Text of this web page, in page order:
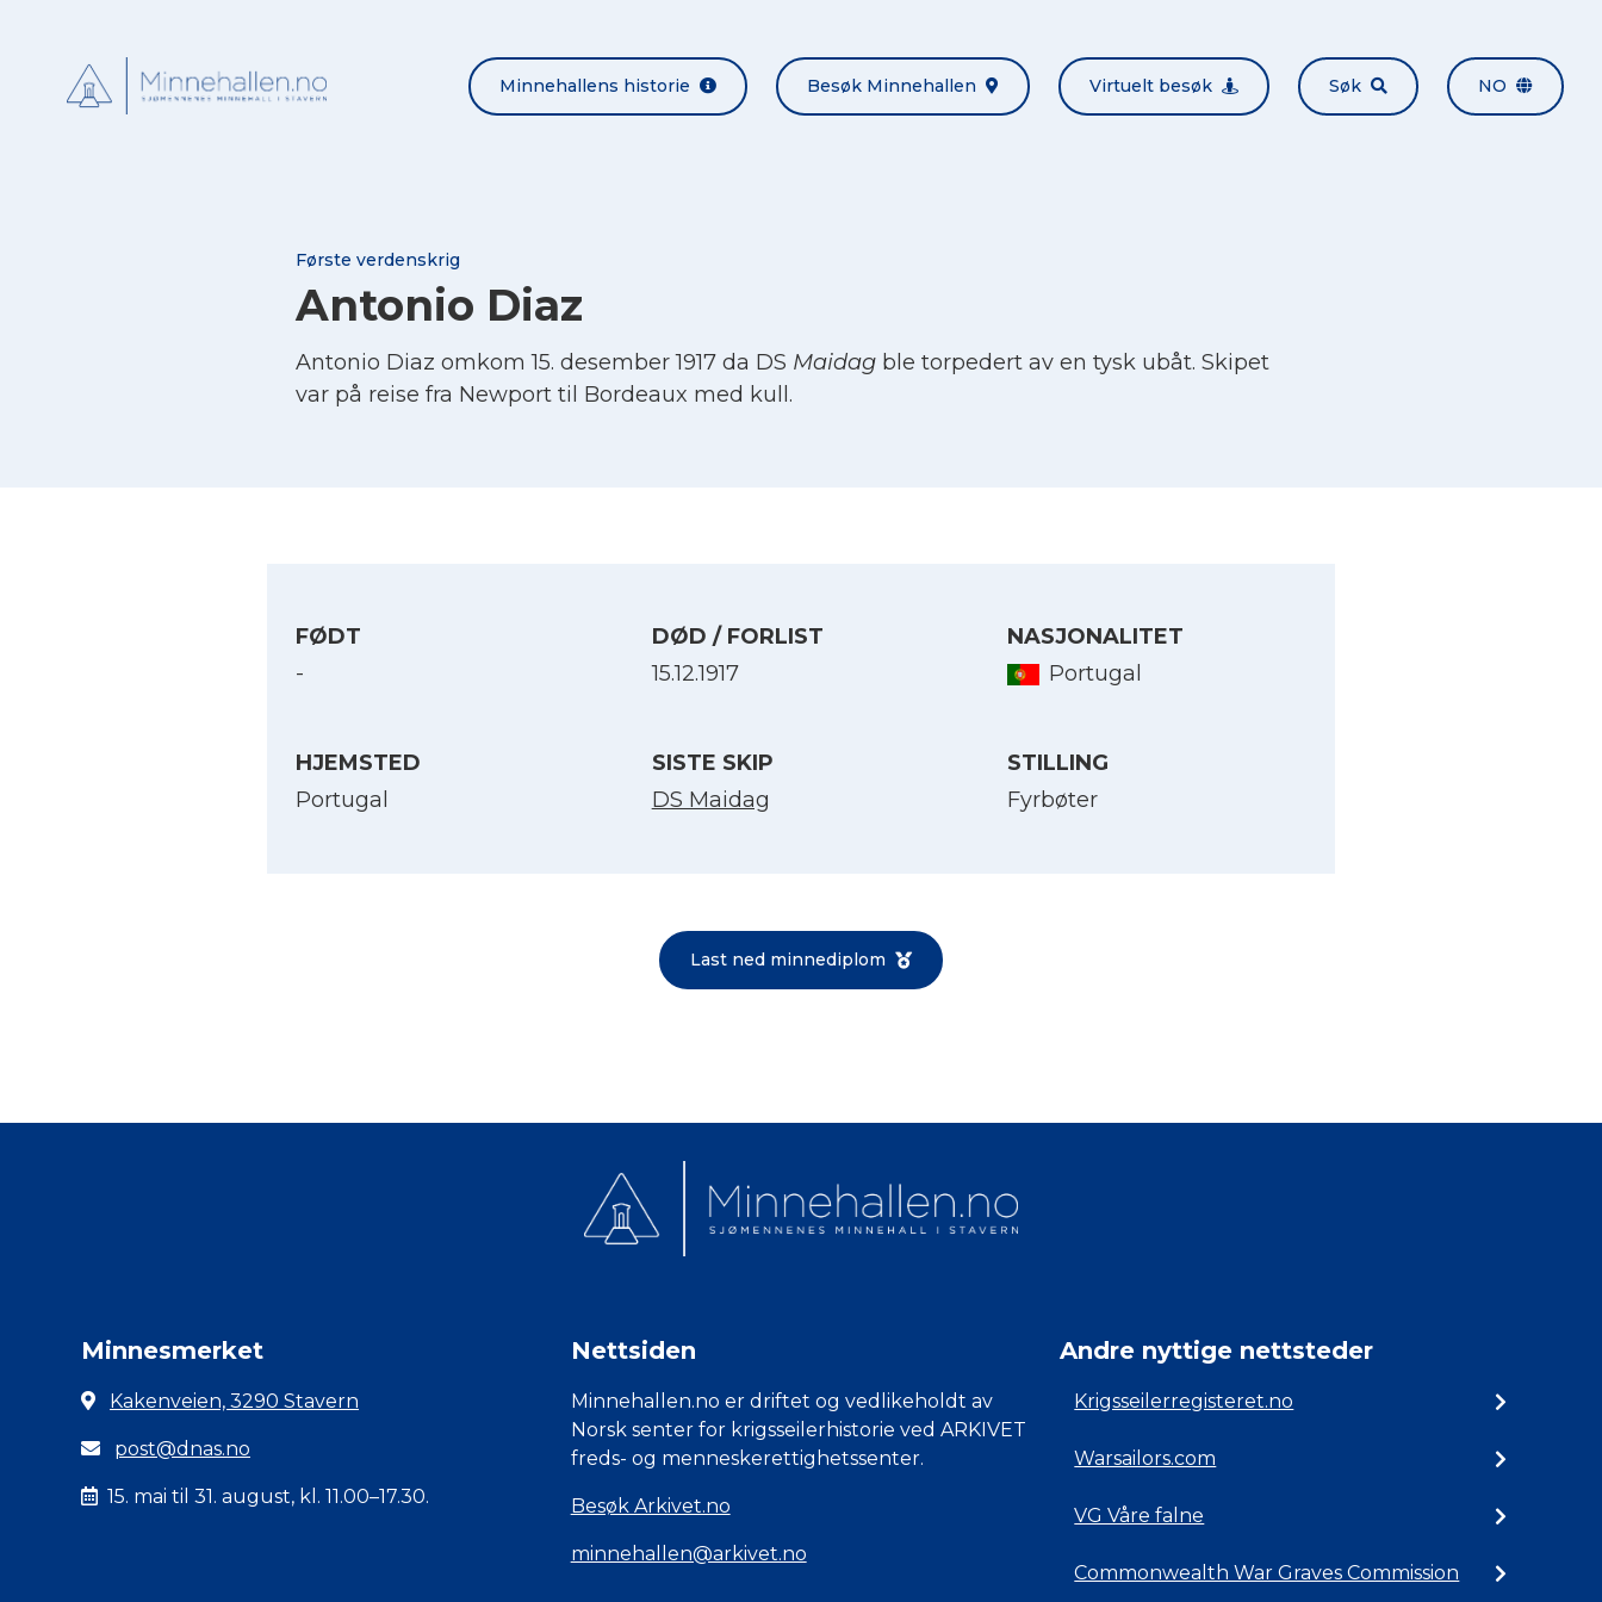
Minnehallens historie Besøk Minnehallen Virtuelt besøk Søk NO
Første verdenskrig
Antonio Diaz
Antonio Diaz omkom 15. desember 1917 da DS Maidag ble torpedert av en tysk ubåt. Skipet
var på reise fra Newport til Bordeaux med kull.
FØDT
-
DØD / FORLIST
15.12.1917
NASJONALITET
Portugal
HJEMSTED
Portugal
SISTE SKIP
DS Maidag
STILLING
Fyrbøter
Last ned minnediplom
Minnesmerket
Kakenveien, 3290 Stavern
post@dnas.no
15. mai til 31. august, kl. 11.00–17.30.
Nettsiden
Minnehallen.no er driftet og vedlikeholdt av
Norsk senter for krigsseilerhistorie ved ARKIVET
freds- og menneskerettighetssenter.
Besøk Arkivet.no
minnehallen@arkivet.no
Andre nyttige nettsteder
Krigsseilerregisteret.no
Warsailors.com
VG Våre falne
Commonwealth War Graves Commission
Norsk bokmål